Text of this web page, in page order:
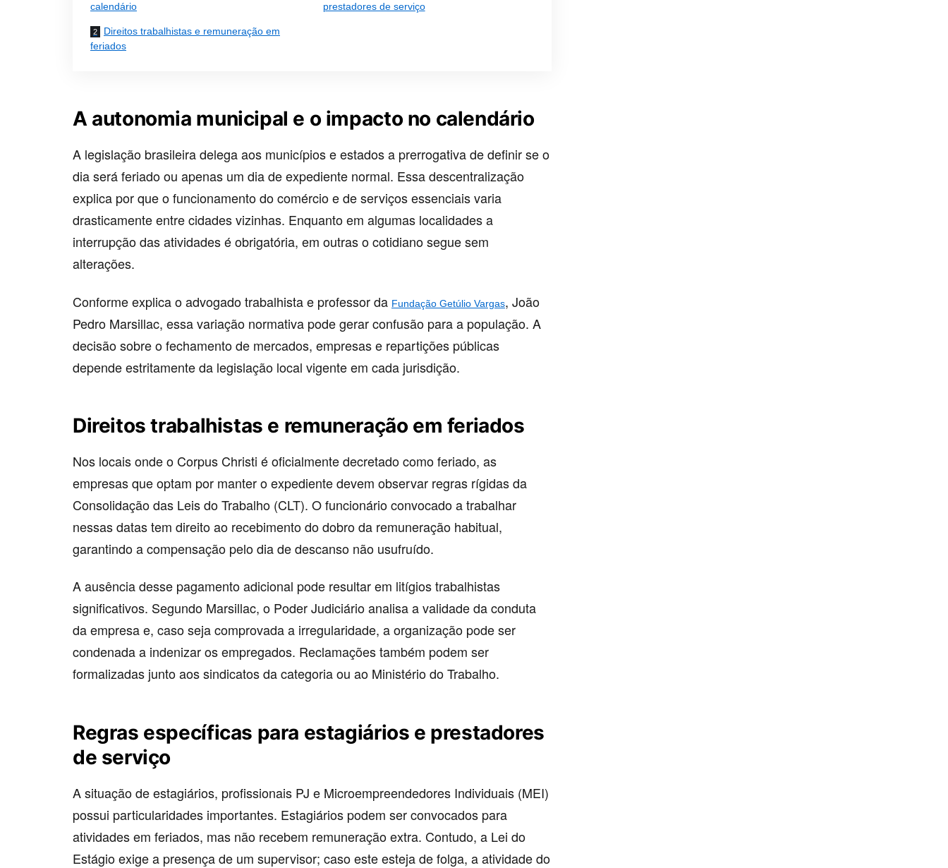
calendário
Direitos trabalhistas e remuneração em
feriados
prestadores de serviço
A autonomia municipal e o impacto no calendário
A legislação brasileira delega aos municípios e estados a prerrogativa de definir se o
dia será feriado ou apenas um dia de expediente normal. Essa descentralização
explica por que o funcionamento do comércio e de serviços essenciais varia
drasticamente entre cidades vizinhas. Enquanto em algumas localidades a
interrupção das atividades é obrigatória, em outras o cotidiano segue sem
alterações.
Conforme explica o advogado trabalhista e professor da Fundação Getúlio Vargas, João
Pedro Marsillac, essa variação normativa pode gerar confusão para a população. A
decisão sobre o fechamento de mercados, empresas e repartições públicas
depende estritamente da legislação local vigente em cada jurisdição.
Direitos trabalhistas e remuneração em feriados
Nos locais onde o Corpus Christi é oficialmente decretado como feriado, as
empresas que optam por manter o expediente devem observar regras rígidas da
Consolidação das Leis do Trabalho (CLT). O funcionário convocado a trabalhar
nessas datas tem direito ao recebimento do dobro da remuneração habitual,
garantindo a compensação pelo dia de descanso não usufruído.
A ausência desse pagamento adicional pode resultar em litígios trabalhistas
significativos. Segundo Marsillac, o Poder Judiciário analisa a validade da conduta
da empresa e, caso seja comprovada a irregularidade, a organização pode ser
condenada a indenizar os empregados. Reclamações também podem ser
formalizadas junto aos sindicatos da categoria ou ao Ministério do Trabalho.
Regras específicas para estagiários e prestadores
de serviço
A situação de estagiários, profissionais PJ e Microempreendedores Individuais (MEI)
possui particularidades importantes. Estagiários podem ser convocados para
atividades em feriados, mas não recebem remuneração extra. Contudo, a Lei do
Estágio exige a presença de um supervisor; caso este esteja de folga, a atividade do